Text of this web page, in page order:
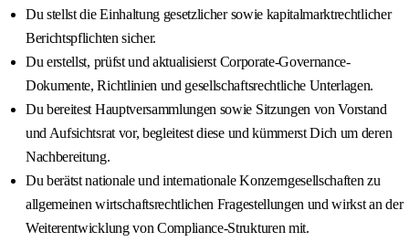
Du stellst die Einhaltung gesetzlicher sowie kapitalmarktrechtlicher
Berichtspflichten sicher.
Du erstellst, prüfst und aktualisierst Corporate-Governance-
Dokumente, Richtlinien und gesellschaftsrechtliche Unterlagen.
Du bereitest Hauptversammlungen sowie Sitzungen von Vorstand
und Aufsichtsrat vor, begleitest diese und kümmerst Dich um deren
Nachbereitung.
Du berätst nationale und internationale Konzerngesellschaften zu
allgemeinen wirtschaftsrechtlichen Fragestellungen und wirkst an der
Weiterentwicklung von Compliance-Strukturen mit.